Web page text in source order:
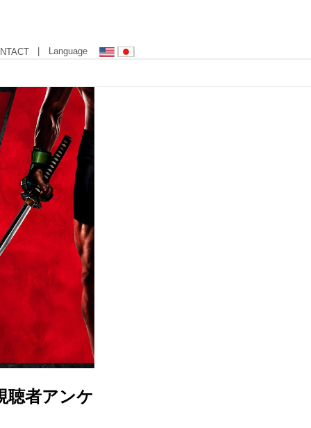
| Language
聴者アンケ